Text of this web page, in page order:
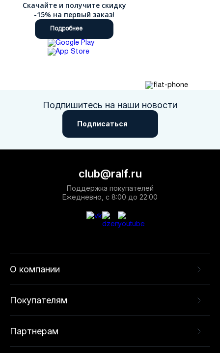
Скачайте и получите скидку
-15% на первый заказ!
Подробнее
Подпишитесь на наши новости
Подписаться
О компании
Покупателям
Партнерам
club@ralf.ru
Поддержка покупателей
Ежедневно, с 8:00 до 22:00